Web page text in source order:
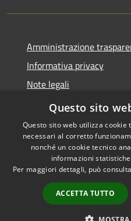
Amministrazione
Informativa privacy
Note legali
Dichiarazione di
Accessibilità
Questo sito
Questo sito web utilizza
necessari al corretto
nonché un cookie tecnico
informazioni
Per maggiori dettagli, può
ACCETTA TUTTO